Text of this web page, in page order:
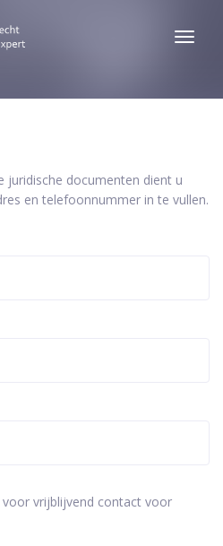
Toggle
documenten dient u
en telefoonnummer in te vullen.
vrijblijvend contact voor